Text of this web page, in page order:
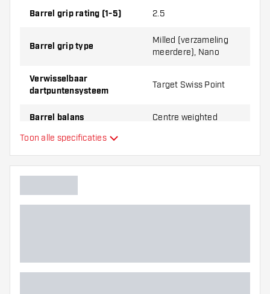
Barrel grip rating (1-5) 2.5
Barrel grip type
Milled (verzameling
meerdere), Nano
Verwisselbaar
dartpuntensysteem
Target Swiss Point
Barrel balans Centre weighted
Materiaal dartpijlen
Dart speler
Toon alle specificaties